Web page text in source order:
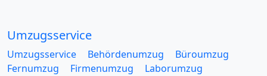
Umzugsservice
Umzugsservice Behördenumzug
Büroumzug
Fernumzug
Firmenumzug
Laborumzug